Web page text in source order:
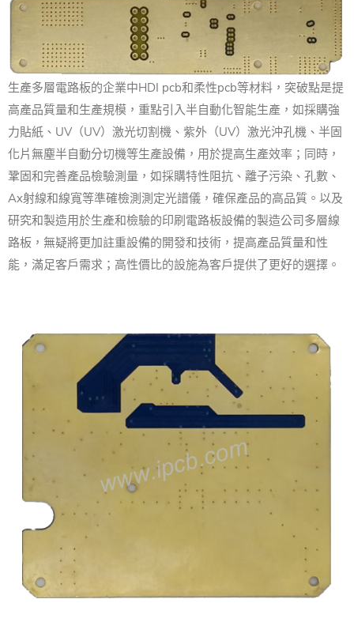
生產多層電路板的企業中HDI pcb和柔性pcb等材料，突破點是提
高產品質量和生產規模，重點引入半自動化智能生產，如採購強
力貼紙、UV（UV）激光切割機、紫外（UV）激光沖孔機、半固
化片無塵半自動分切機等生產設備，用於提高生產效率； 同時，
鞏固和完善產品檢驗測量，如採購特性阻抗、離子污染、孔數、
Ax射線和線寬等準確檢測測定光譜儀，確保產品的高品質。 以及
研究和製造用於生產和檢驗的印刷電路板設備的製造公司 多層線
路板 ，無疑將更加註重設備的開發和技術，提高產品質量和性
能，滿足客戶需求； 高性價比的設施為客戶提供了更好的選擇。